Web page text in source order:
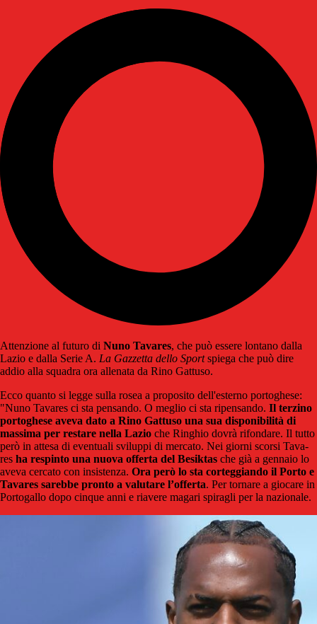
Attenzione al futuro di Nuno Tavares, che può essere lontano dalla
Lazio e dalla Serie A. La Gazzetta dello Sportspiega che può dire
addio alla squadra ora allenata da Rino Gattuso.
Ecco quanto si legge sulla rosea a proposito dell'esterno portoghese:
"Nuno Tava­res ci sta pen­sando. O meglio ci sta ripen­sando. Il ter­zino
por­to­ghese aveva dato a Rino Gat­tuso una sua dispo­ni­bi­lità di
mas­sima per restare nella Lazio che Rin­ghio dovrà rifon­dare. Il tutto
però in attesa di even­tuali sviluppi di mer­cato. Nei giorni scorsi Tava­
res ha respinto una nuova offerta del Besik­tas che già a gen­naio lo
aveva cer­cato con insi­stenza. Ora però lo sta cor­teg­giando il Porto e
Tava­res sarebbe pronto a valu­tare l’offerta. Per tor­nare a giocare in
Por­to­gallo dopo cin­que anni e ria­vere magari spi­ra­gli per la nazio­nale.